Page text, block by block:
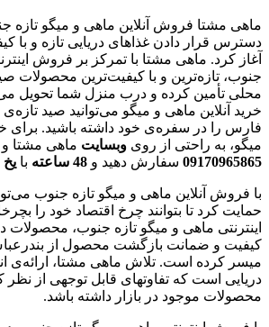
ماهی مشتا فروش آنلاین ماهی و میگو تازه
دسترس قرار دادن غذاهای دریایی تازه و با
آغاز کرد. ماهی مشتا با تمرکز بر فروش
جنوب، تازه‌ترین و با کیفیت‌ترین محصولات
محلی تأمین کرده و درب منزل شما تحویل
خرید آنلاین ماهی و میگو می‌توانید صید
فارس را در سفره‌ی خود داشته باشید. برای
میگو، به راحتی از روی وبسایت ماهی مشتا و
09170965865 سفارش دهید و 48 ساعته با یخ
با فروش آنلاین ماهی و میگو تازه جنوب
حمایت کرد تا بتوانند چرخ اقتصاد خود را
اینترنتی ماهی و میگو تازه جنوب، محصولات
کیفیت و ضمانت بازگشت محصول از
میسر کرده است. تلاش ماهی مشتا، ارائه‌ی
دریایی است که تفاوتهای قابل توجهی از نظر
محصولات موجود در بازار داشته باشد.